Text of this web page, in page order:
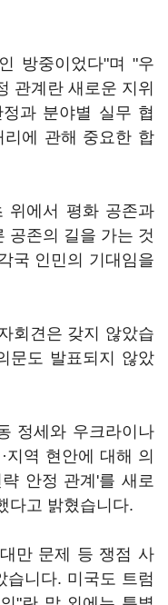
방중이었다"며 "우
관계란 새로운 지위
과 분야별 실무 협
에 관해 중요한 합
위에서 평화 공존과
공존의 길을 가는 것
국 인민의 기대임을
회견은 갖지 않았습
문도 발표되지 않았
정세와 우크라이나
지역 현안에 대해 의
안정 관계'를 새로
다고 밝혔습니다.
만 문제 등 쟁점 사
습니다. 미국도 트럼